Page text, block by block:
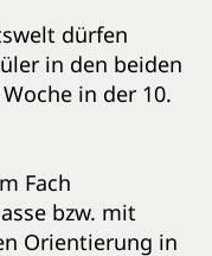
dürfen
in den beiden
in der 10.
Fach
bzw. mit
Orientierung in